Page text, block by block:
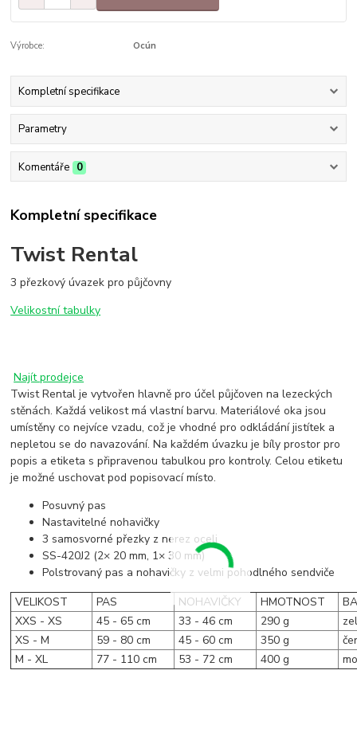
Výrobce: Ocún
Kompletní specifikace
Parametry
Komentáře 0
Kompletní specifikace
Twist Rental
3 přezkový úvazek pro půjčovny
Velikostní tabulky
Najít prodejce
Twist Rental je vytvořen hlavně pro účel půjčoven na lezeckých
stěnách. Každá velikost má vlastní barvu. Materiálové oka jsou
umístěny co nejvíce vzadu, což je vhodné pro odkládání jistítek a
nepletou se do navazování. Na každém úvazku je bíly prostor pro
popis a etiketa s připravenou tabulkou pro kontroly. Celou etiketu
je možné uschovat pod popisovací místo.
Posuvný pas
Nastavitelné nohavičky
3 samosvorné přezky z nerez oceli
SS-420J2 (2× 20 mm, 1× 30 mm)
Polstrovaný pas a nohavičky z velmi pohodlného sendviče
VELIKOST
PAS NOHAVIČKY HMOTNOST
XXS - XS
45 - 65 cm 33 - 46 cm 290 g
XS - M
59 - 80 cm 45 - 60 cm 350 g
M - XL
77 - 110 cm 53 - 72 cm 400 g